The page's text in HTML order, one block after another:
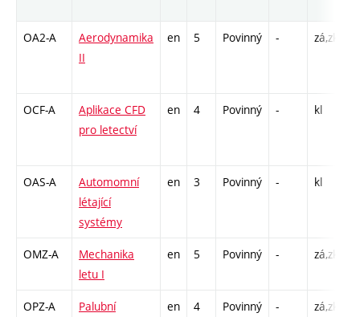
OA2-A
Aerodynamika
II
en 5 Povinný - zá,zk
OCF-A
Aplikace CFD
pro letectví
en 4 Povinný - kl
OAS-A
Automomní
létající
systémy
en 3 Povinný - kl
OMZ-A
Mechanika
letu I
en 5 Povinný - zá,zk
OPZ-A
Palubní
en 4 Povinný - zá,zk